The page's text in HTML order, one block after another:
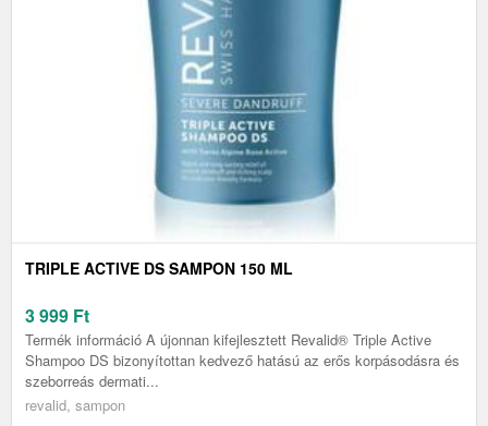
TRIPLE ACTIVE DS SAMPON 150 ML
3 999 Ft
Termék információ A újonnan kifejlesztett Revalid® Triple Active
Shampoo DS bizonyítottan kedvező hatású az erős korpásodásra és
szeborreás dermati...
revalid, sampon